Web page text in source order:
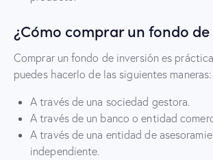
¿Cómo comprar un fondo
Comprar un fondo de inversión es
puedes hacerlo de las siguientes maneras:
A través de una sociedad gestora.
A través de un banco o entidad
A través de una entidad de
independiente.